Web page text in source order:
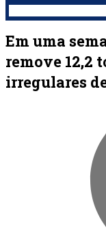
Em uma
remove 12,2
irregulares